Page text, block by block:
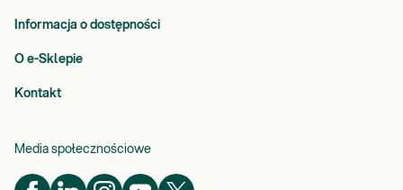
Informacja o dostępności
O e-Sklepie
Kontakt
Media społecznościowe